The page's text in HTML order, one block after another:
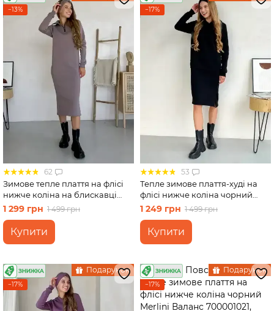
−13%
62
Зимове тепле плаття на флісі
нижче коліна на блискавці
бежевий Merlini Антоні
700001046, розмір 42-44 (S-M)
1 299 грн 1 499 грн
Купити
−17%
53
Тепле зимове плаття-худі на
флісі нижче коліна чорний
Merlini Рошель 700001001,
розмір 42-44 (S-M)
1 249 грн 1 499 грн
Купити
Подарунок
−17%
Подарунок
−17%